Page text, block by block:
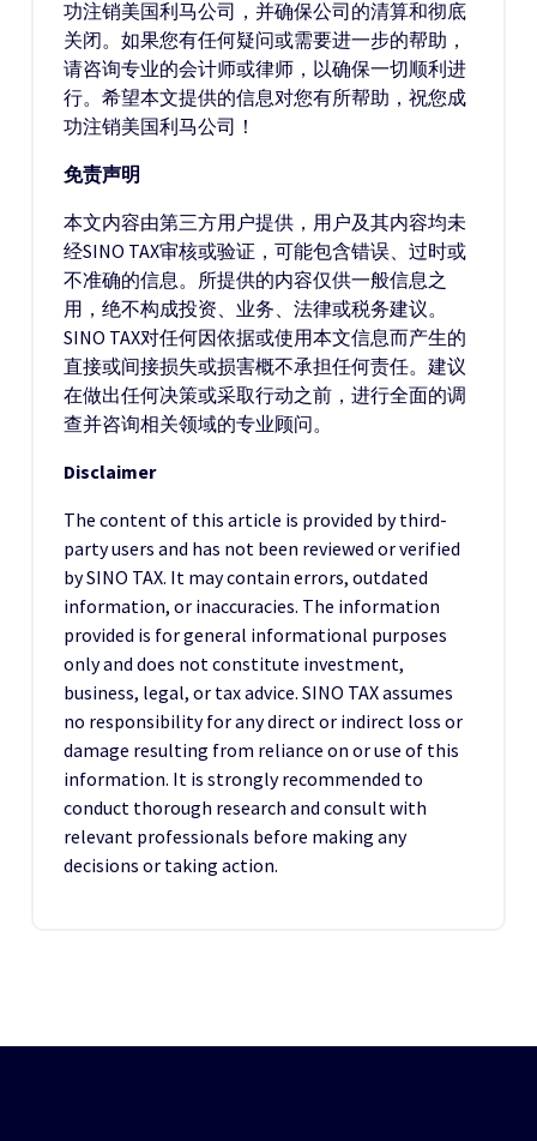
功注销美国利马公司，并确保公司的清算和彻底
关闭。如果您有任何疑问或需要进一步的帮助，
请咨询专业的会计师或律师，以确保一切顺利进
行。希望本文提供的信息对您有所帮助，祝您成
功注销美国利马公司！
免责声明
本文内容由第三方用户提供，用户及其内容均未
经SINO TAX审核或验证，可能包含错误、过时或
不准确的信息。所提供的内容仅供一般信息之
用，绝不构成投资、业务、法律或税务建议。
SINO TAX对任何因依据或使用本文信息而产生的
直接或间接损失或损害概不承担任何责任。建议
在做出任何决策或采取行动之前，进行全面的调
查并咨询相关领域的专业顾问。
Disclaimer
The content of this article is provided by third-
party users and has not been reviewed or verified
by SINO TAX. It may contain errors, outdated
information, or inaccuracies. The information
provided is for general informational purposes
only and does not constitute investment,
business, legal, or tax advice. SINO TAX assumes
no responsibility for any direct or indirect loss or
damage resulting from reliance on or use of this
information. It is strongly recommended to
conduct thorough research and consult with
relevant professionals before making any
decisions or taking action.